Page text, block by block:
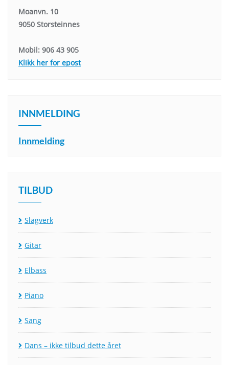
Moanvn. 10
9050 Storsteinnes
Mobil: 906 43 905
Klikk her for epost
INNMELDING
Innmelding
TILBUD
Slagverk
Gitar
Elbass
Piano
Sang
Dans – ikke tilbud dette året